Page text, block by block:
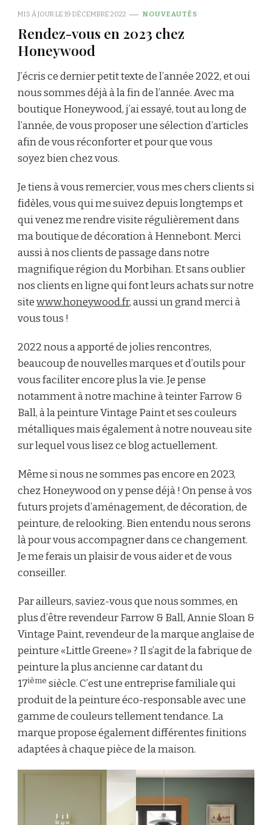
MIS À JOUR LE 19 DÉCEMBRE 2022 NOUVEAUTÉS
Rendez-vous en 2023 chez
Honeywood
J’écris ce dernier petit texte de l’année 2022, et oui
nous sommes déjà à la fin de l’année. Avec ma
boutique Honeywood, j’ai essayé, tout au long de
l’année, de vous proposer une sélection d’articles
afin de vous réconforter et pour que vous
soyez bien chez vous.
Je tiens à vous remercier, vous mes chers clients si
fidèles, vous qui me suivez depuis longtemps et
qui venez me rendre visite régulièrement dans
ma boutique de décoration à Hennebont. Merci
aussi à nos clients de passage dans notre
magnifique région du Morbihan. Et sans oublier
nos clients en ligne qui font leurs achats sur notre
sitewww.honeywood.fr, aussi un grand merci à
vous tous !
2022 nous a apporté de jolies rencontres,
beaucoup de nouvelles marques et d’outils pour
vous faciliter encore plus la vie. Je pense
notamment à notre machine à teinter Farrow &
Ball, à la peinture Vintage Paint et ses couleurs
métalliques mais également à notre nouveau site
sur lequel vous lisez ce blog actuellement.
Même si nous ne sommes pas encore en 2023,
chez Honeywood on y pense déjà ! On pense à vos
futurs projets d’aménagement, de décoration, de
peinture, de relooking. Bien entendu nous serons
là pour vous accompagner dans ce changement.
Je me ferais un plaisir de vous aider et de vous
conseiller.
Par ailleurs, saviez-vous que nous sommes, en
plus d’être revendeur Farrow & Ball, Annie Sloan &
Vintage Paint, revendeur de la marque anglaise de
peinture «Little Greene» ? Il s’agit de la fabrique de
peinture la plus ancienne car datant du
17ième siècle. C’est une entreprise familiale qui
produit de la peinture éco-responsable avec une
gamme de couleurs tellement tendance. La
marque propose également différentes finitions
adaptées à chaque pièce de la maison.